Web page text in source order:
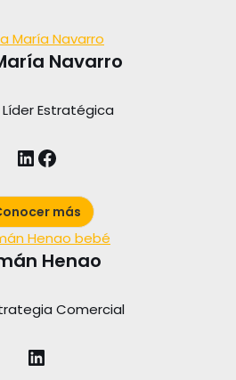
Navarro
Líder Estratégica
más
Henao
Comercial